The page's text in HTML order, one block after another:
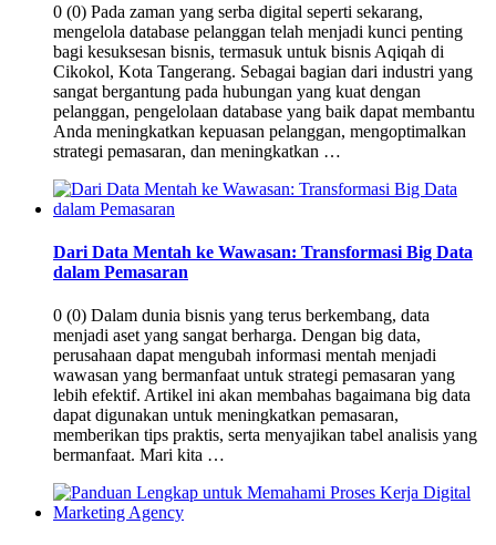
0 (0) Pada zaman yang serba digital seperti sekarang,
mengelola database pelanggan telah menjadi kunci penting
bagi kesuksesan bisnis, termasuk untuk bisnis Aqiqah di
Cikokol, Kota Tangerang. Sebagai bagian dari industri yang
sangat bergantung pada hubungan yang kuat dengan
pelanggan, pengelolaan database yang baik dapat membantu
Anda meningkatkan kepuasan pelanggan, mengoptimalkan
strategi pemasaran, dan meningkatkan …
Dari Data Mentah ke Wawasan: Transformasi Big Data
dalam Pemasaran
0 (0) Dalam dunia bisnis yang terus berkembang, data
menjadi aset yang sangat berharga. Dengan big data,
perusahaan dapat mengubah informasi mentah menjadi
wawasan yang bermanfaat untuk strategi pemasaran yang
lebih efektif. Artikel ini akan membahas bagaimana big data
dapat digunakan untuk meningkatkan pemasaran,
memberikan tips praktis, serta menyajikan tabel analisis yang
bermanfaat. Mari kita …